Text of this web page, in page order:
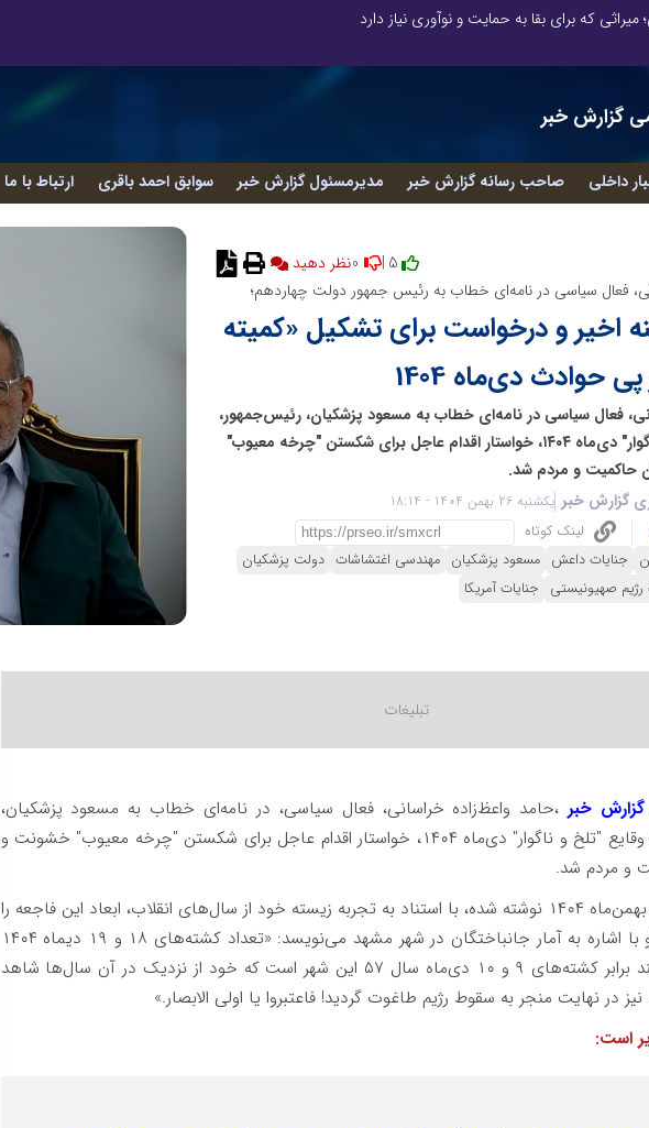
میراثی که برای بقا به حمایت و نوآوری نیاز دارد
گزارش خبر
داخلی صاحب رسانه گزارش خبر مدیرمسئول گزارش خبر سوابق احمد باقری ارتباط با ما
5 |
فعال سیاسی در نامه‌ای خطاب به رئیس جمهور دولت چهاردهم؛
اخیر و درخواست برای تشکیل «کمیته
حوادث دی‌ماه 1404
فعال سیاسی در نامه‌ای خطاب به مسعود پزشکیان، رئیس‌جمهور،
با اشاره به وقایع "تلخ و ناگوار" دی‌ماه ۱۴۰۴، خواستار اقدام عاجل برای شکستن "چرخه معیوب"
حاکمیت و مردم شد.
گزارش خبر یکشنبه 26 بهمن 1404 - 18:14
لینک کوتاه
جنایات داعش مسعود پزشکیان مهندسی اغتشاشات دولت پزشکیان
رژیم صهیونیستی جنایات آمریکا
خبر،حامد واعظ‌زاده خراسانی، فعال سیاسی، در نامه‌ای خطاب به مسعود پزشکیان،
رئیس‌جمهور، با اشاره به وقایع "تلخ و ناگوار" دی‌ماه ۱۴۰۴، خواستار اقدام عاجل برای شکستن "چرخه معیوب" خشونت و
و مردم شد.
که بهمن‌ماه ۱۴۰۴ نوشته شده، با استناد به تجربه زیسته خود از سال‌های انقلاب، ابعاد این فاجعه را
بی‌سابقه خوانده است. او با اشاره به آمار جانباختگان در شهر مشهد می‌نویسد: «تعداد کشته‌های ۱۸ و ۱۹ دیماه ۱۴۰۴
در شهر مشهد مقدس چند برابر کشته‌های ۹ و ۱۰ دی‌ماه سال ۵۷ این شهر است که خود از نزدیک در آن سال‌ها شاهد
در نهایت منجر به سقوط رژیم طاغوت گردید! فاعتبروا یا اولی الابصار.»
است: